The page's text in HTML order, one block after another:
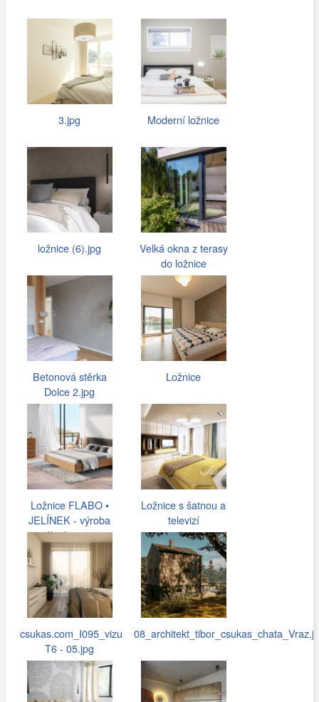
3.jpg Moderní ložnice
ložnice (6).jpg
Velká okna z terasy
do ložnice
Betonová stěrka
Dolce 2.jpg
Ložnice
Ložnice FLABO •
JELÍNEK - výroba
nábytku s.r.o.
Ložnice s šatnou a
televizí
csukas.com_I095_vizu
T6 - 05.jpg